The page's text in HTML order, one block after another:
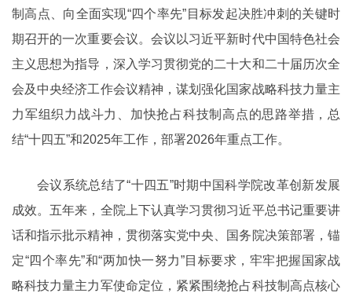
制高点、向全面实现“四个率先”目标发起决胜冲刺的关键时
期召开的一次重要会议。会议以习近平新时代中国特色社会
主义思想为指导，深入学习贯彻党的二十大和二十届历次全
会及中央经济工作会议精神，谋划强化国家战略科技力量主
力军组织力战斗力、加快抢占科技制高点的思路举措，总
结“十四五”和2025年工作，部署2026年重点工作。
会议系统总结了“十四五”时期中国科学院改革创新发展
成效。五年来，全院上下认真学习贯彻习近平总书记重要讲
话和指示批示精神，贯彻落实党中央、国务院决策部署，锚
定“四个率先”和“两加快一努力”目标要求，牢牢把握国家战
略科技力量主力军使命定位，紧紧围绕抢占科技制高点核心